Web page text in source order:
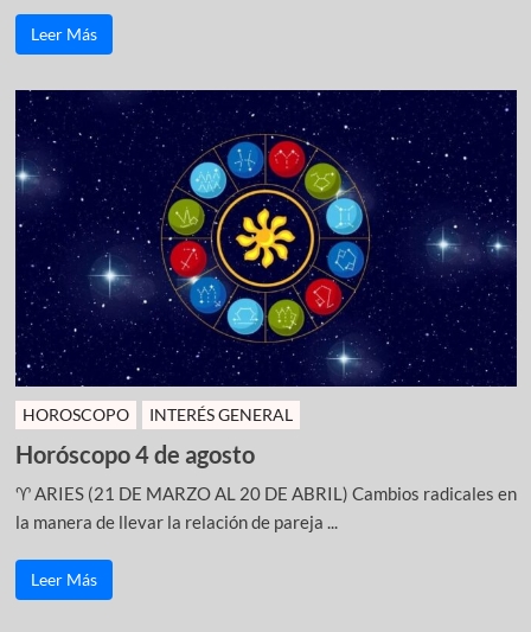
Leer Más
HOROSCOPO INTERÉS GENERAL
Horóscopo 4 de agosto
♈ ARIES (21 DE MARZO AL 20 DE ABRIL) Cambios radicales en
la manera de llevar la relación de pareja ...
Leer Más